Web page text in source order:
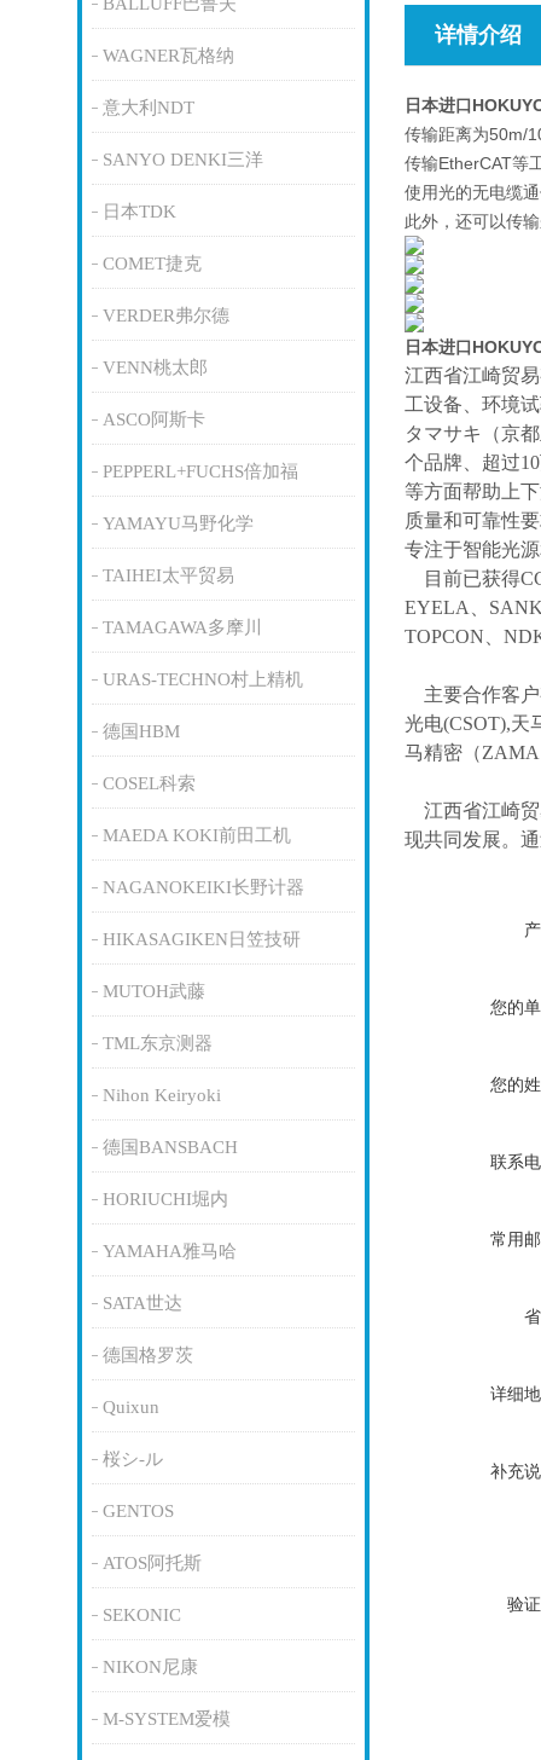
WAGNER瓦格纳
意大利NDT
SANYO DENKI三洋
日本TDK
COMET捷克
VERDER弗尔德
VENN桃太郎
ASCO阿斯卡
PEPPERL+FUCHS倍加福
YAMAYU马野化学
TAIHEI太平贸易
TAMAGAWA多摩川
URAS-TECHNO村上精机
德国HBM
COSEL科索
MAEDA KOKI前田工机
NAGANOKEIKI长野计器
HIKASAGIKEN日笠技研
MUTOH武藤
TML东京测器
Nihon Keiryoki
德国BANSBACH
HORIUCHI堀内
YAMAHA雅马哈
SATA世达
德国格罗茨
Quixun
桜シ-ル
GENTOS
ATOS阿托斯
SEKONIC
NIKON尼康
M-SYSTEM爱模
详情介绍
日本进口
传输距离为50m/
传输EtherCAT等
使用光的无电缆
此外，还可以传
日本进口
江西省江崎贸
工设备、环境
タマサキ（京
个品牌、超过
等方面帮助上
质量和可靠性
专注于智能光
目前已获得
EYELA、
TOPCON、
主要合作客
光电(CSOT),天
马精密（
江西省江崎
现共同发展。
您的
您的
联系
常用
详细
补充
验